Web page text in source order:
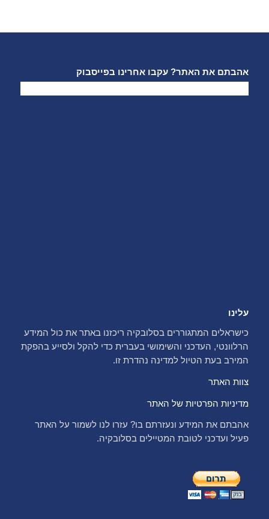
אהבתם את האתר? עקבו אחרינו בפייסבוק
עלינו
כישראלים המתגוררים בסלובקיה ריכזנו באתר את כול המידע
הרלוונטי, העדכני והשימושי בעברית כדי להקל ולסייע בהפקת
המירב בעת הטיול למדינה נהדרת זו.
צוות האתר
מדיניות הפרטיות של האתר
אהבתם את המידע ונעזרתם בו? עזרו לנו לשמור על האתר
פעיל ועדכני לטובת המטיילים בסלובקיה.